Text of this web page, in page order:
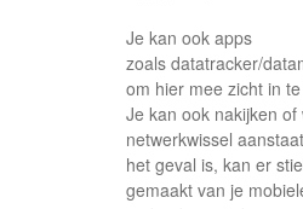
Je kan ook apps
zoals datatracker/
om hier mee zicht in
Je kan ook nakijken
netwerkwissel
het geval is, kan er
gemaakt van je